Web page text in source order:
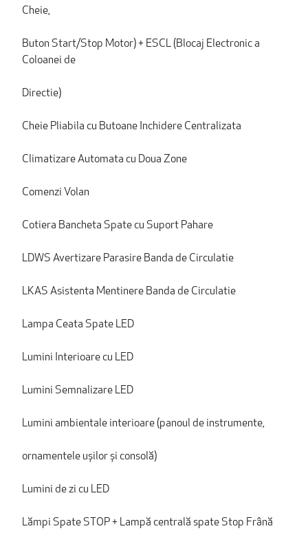
Cheie,
Buton Start/Stop Motor) + ESCL (Blocaj Electronic a
Coloanei de
Directie)
Cheie Pliabila cu Butoane Inchidere Centralizata
Climatizare Automata cu Doua Zone
Comenzi Volan
Cotiera Bancheta Spate cu Suport Pahare
LDWS Avertizare Parasire Banda de Circulatie
LKAS Asistenta Mentinere Banda de Circulatie
Lampa Ceata Spate LED
Lumini Interioare cu LED
Lumini Semnalizare LED
Lumini ambientale interioare (panoul de instrumente,
ornamentele ușilor și consolă)
Lumini de zi cu LED
Lămpi Spate STOP + Lampă centrală spate Stop Frână